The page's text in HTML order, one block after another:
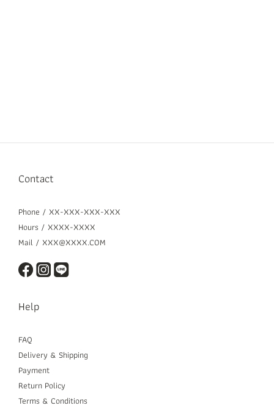
Contact
Phone / XX-XXX-XXX-XXX
Hours / XXXX-XXXX
Mail / XXX@XXXX.COM
Help
FAQ
Delivery & Shipping
Payment
Return Policy
Terms & Conditions